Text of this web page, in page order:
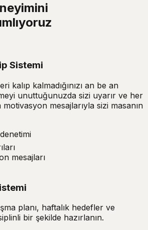
Sistemi
kalıp kalmadığınızı an be an
unuttuğunuzda sizi uyarır ve her
motivasyon mesajlarıyla sizi masanın
mesajları
planı, haftalık hedefler ve
bir şekilde hazırlanın.